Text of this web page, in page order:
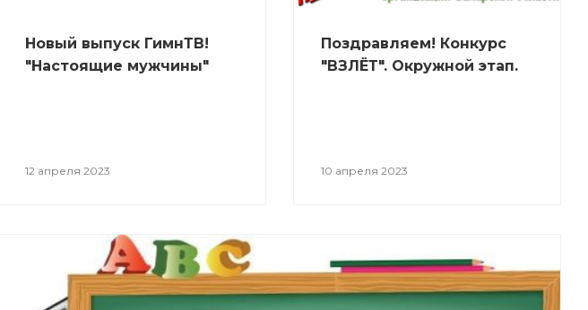
Новый выпуск ГимнТВ!
"Настоящие мужчины"
12 апреля 2023
Поздравляем! Конкурс
"ВЗЛЁТ". Окружной этап.
10 апреля 2023